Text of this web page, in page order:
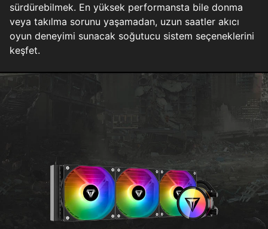
sürdürebilmek. En yüksek performansta bile donma
veya takılma sorunu yaşamadan, uzun saatler akıcı
oyun deneyimi sunacak soğutucu sistem seçeneklerini
keşfet.